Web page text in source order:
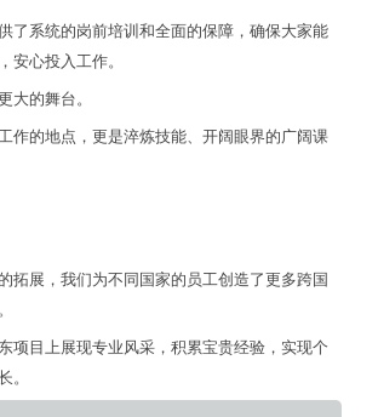
了系统的岗前培训和全面的保障，确保大家能
安心投入工作。
大的舞台。
作的地点，更是淬炼技能、开阔眼界的广阔课
拓展，我们为不同国家的员工创造了更多跨国
项目上展现专业风采，积累宝贵经验，实现个
。